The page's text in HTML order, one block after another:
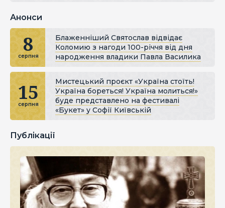
Анонси
8
серпня
Блаженніший Святослав відвідає
Коломию з нагоди 100-річчя від дня
народження владики Павла Василика
15
серпня
Мистецький проєкт «Україна стоїть!
Україна бореться! Україна молиться!»
буде представлено на фестивалі
«Букет» у Софії Київській
Публікації